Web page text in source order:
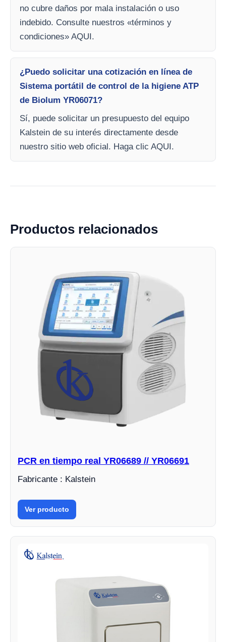
no cubre daños por mala instalación o uso
indebido. Consulte nuestros «términos y
condiciones» AQUI.
¿Puedo solicitar una cotización en línea de
Sistema portátil de control de la higiene ATP
de Biolum YR06071?
Sí, puede solicitar un presupuesto del equipo
Kalstein de su interés directamente desde
nuestro sitio web oficial. Haga clic AQUI.
Productos relacionados
PCR en tiempo real YR06689 // YR06691
Fabricante : Kalstein
Ver producto